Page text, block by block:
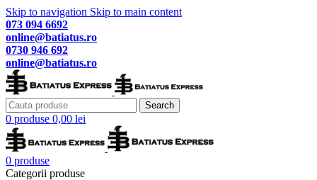
Skip to navigation Skip to main content
073 094 6692
online@batiatus.ro
0730 946 692
online@batiatus.ro
Search
0 produse 0,00 lei
0 produse
Categorii produse